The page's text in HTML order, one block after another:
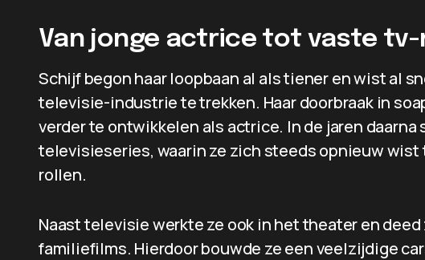
Van jonge actrice tot vaste tv-
Schijf begon haar loopbaan al als tiener en wist al
televisie-industrie te trekken. Haar doorbraak in
verder te ontwikkelen als actrice. In de jaren
televisieseries, waarin ze zich steeds opnieuw
rollen.
Naast televisie werkte ze ook in het theater en
familiefilms. Hierdoor bouwde ze een veelzijdige